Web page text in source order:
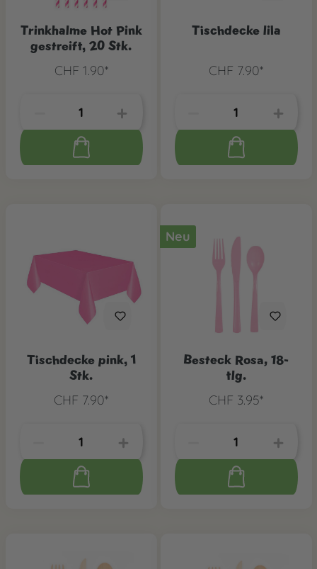
Trinkhalme Hot Pink
gestreift, 20 Stk.
CHF 1.90*
Tischdecke lila
CHF 7.90*
Tischdecke pink, 1
Stk.
CHF 7.90*
Neu
Besteck Rosa, 18-
tlg.
CHF 3.95*